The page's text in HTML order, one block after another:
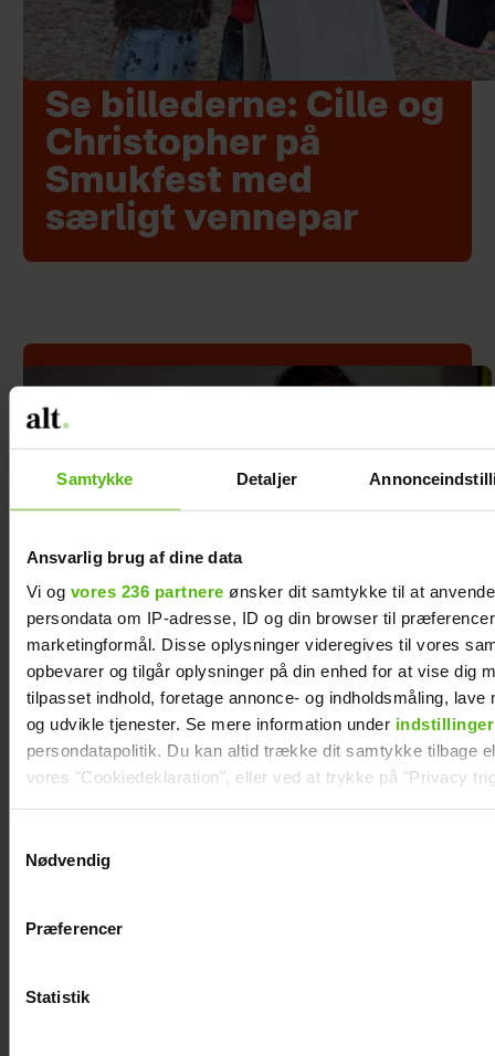
Samtykke Detaljer
Ansvarlig brug af dine data
Vi og vores 236 partnere ønsker dit samtykke til at
persondata om IP-adresse, ID og din browser til
marketingformål. Disse oplysninger videregives til vores
opbevarer og tilgår oplysninger på din enhed for at vise dig
tilpasset indhold, foretage annonce- og indholdsmåling, lave
og udvikle tjenester. Se mere information under indstillinger
persondatapolitik. Du kan altid trække dit samtykke tilbage
vores "Cookiedeklaration", eller ved at trykke på "Privacy
Vi anvender egne cookies og cookies fra tredjeparter til at
generere statistik og huske dine præferencer samt til brug
Nødvendig
Præferencer
Statistik
Se billederne: Cille og
Christopher på
Smukfest med
særligt vennepar
Nyt projekt fra Christian
Tafdrup: Amagermanden
bliver til dramaserie